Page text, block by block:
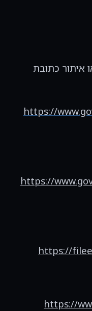
איתור כתובת
https://
https://
https://
https://